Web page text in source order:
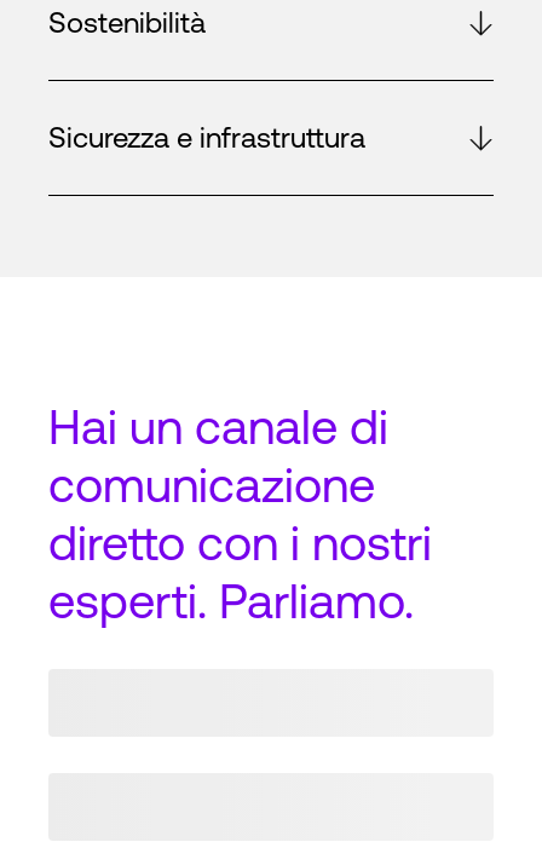
Sostenibilità
Sicurezza e infrastruttura
Hai un canale di
comunicazione
diretto con i nostri
esperti. Parliamo.